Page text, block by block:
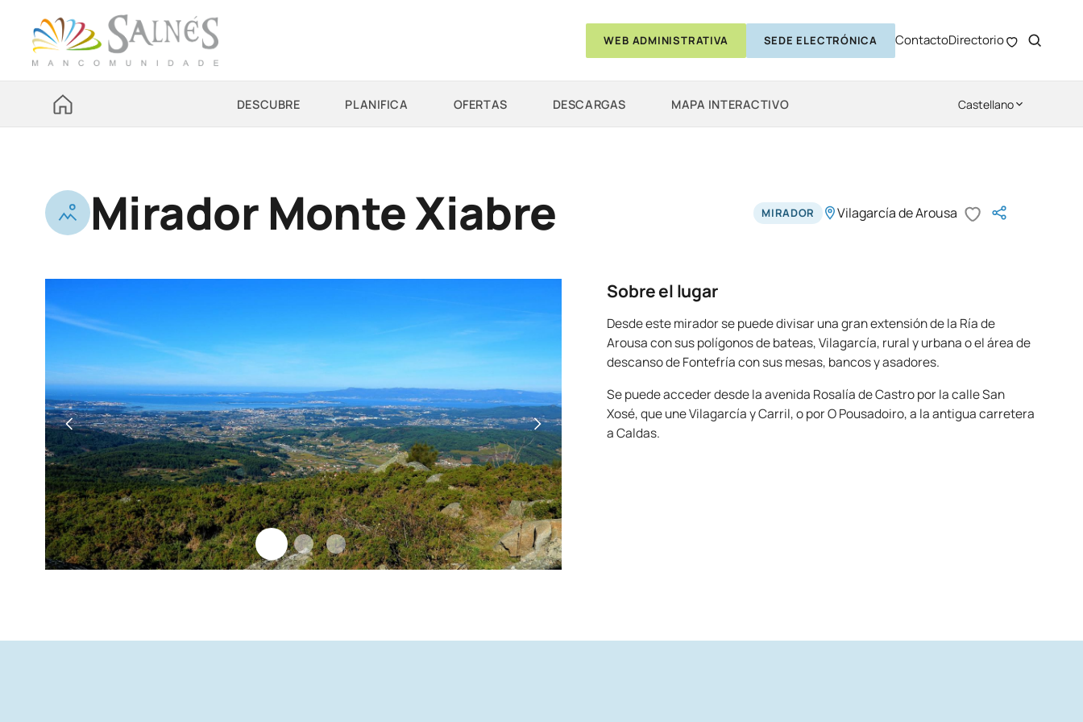
WEB ADMINISTRATIVA SEDE ELECTRÓNICA ContactoDirectorio
DESCUBRE PLANIFICA OFERTAS DESCARGAS MAPA INTERACTIVO Castellano
Mirador Monte Xiabre MIRADOR Vilagarcía de Arousa
Sobre el lugar
Desde este mirador se puede divisar una gran extensión de la Ría de
Arousa con sus polígonos de bateas, Vilagarcía, rural y urbana o el área de
descanso de Fontefría con sus mesas, bancos y asadores.
Se puede acceder desde la avenida Rosalía de Castro por la calle San
Xosé, que une Vilagarcía y Carril, o por O Pousadoiro, a la antigua carretera
a Caldas.